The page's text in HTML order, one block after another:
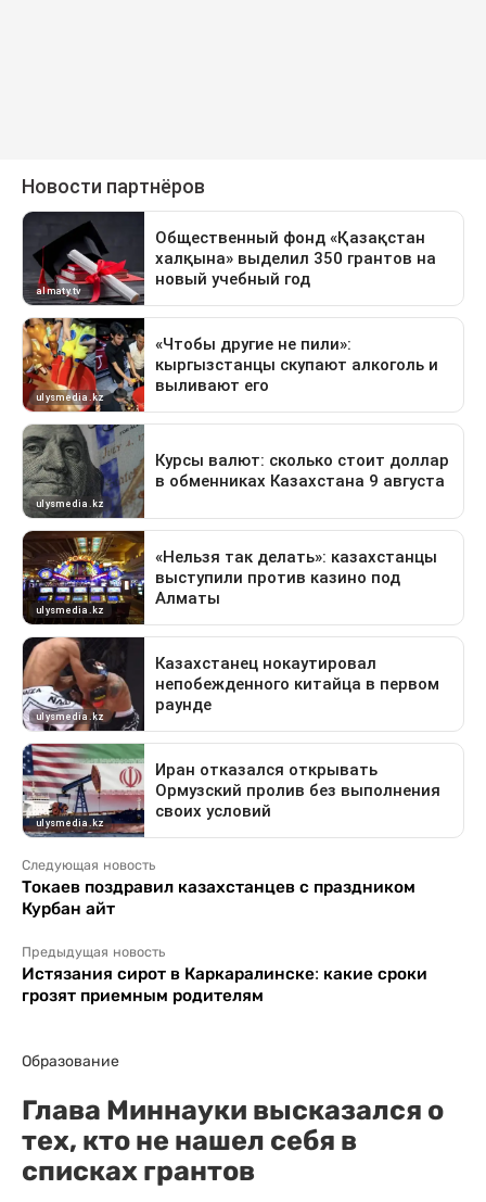
Следующая новость
Токаев поздравил казахстанцев с праздником
Курбан айт
Предыдущая новость
Истязания сирот в Каркаралинске: какие сроки
грозят приемным родителям
Образование
Глава Миннауки высказался о
тех, кто не нашел себя в
списках грантов